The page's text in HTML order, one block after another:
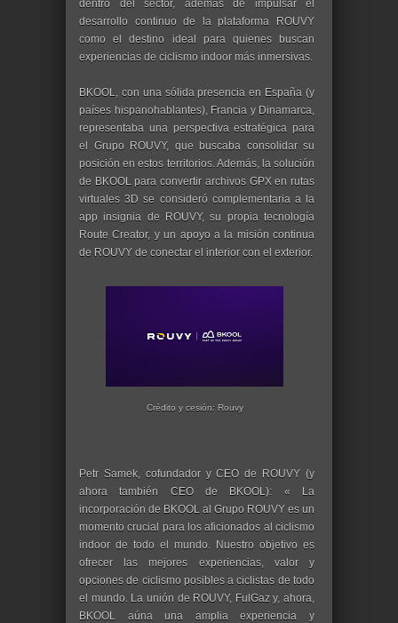
dentro del sector, además de impulsar el
desarrollo continuo de la plataforma ROUVY
como el destino ideal para quienes buscan
experiencias de ciclismo indoor más inmersivas.
BKOOL, con una sólida presencia en España (y
países hispanohablantes), Francia y Dinamarca,
representaba una perspectiva estratégica para
el Grupo ROUVY, que buscaba consolidar su
posición en estos territorios. Además, la solución
de BKOOL para convertir archivos GPX en rutas
virtuales 3D se consideró complementaria a la
app insignia de ROUVY, su propia tecnología
Route Creator, y un apoyo a la misión continua
de ROUVY de conectar el interior con el exterior.
Crédito y cesión: Rouvy
Petr Samek, cofundador y CEO de ROUVY (y
ahora también CEO de BKOOL): « La
incorporación de BKOOL al Grupo ROUVY es un
momento crucial para los aficionados al ciclismo
indoor de todo el mundo. Nuestro objetivo es
ofrecer las mejores experiencias, valor y
opciones de ciclismo posibles a ciclistas de todo
el mundo. La unión de ROUVY, FulGaz y, ahora,
BKOOL aúna una amplia experiencia y